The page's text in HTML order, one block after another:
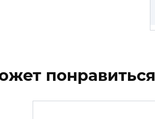
понравиться